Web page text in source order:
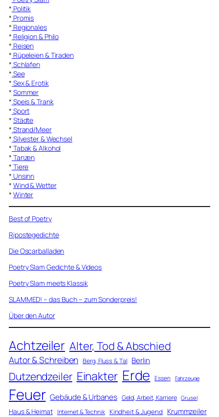
* Politik
* Promis
* Regionales
* Religion & Philo
* Reisen
* Rüpeleien & Tiraden
* Schlafen
* See
* Sex & Erotik
* Sommer
* Speis & Trank
* Sport
* Städte
* Strand/Meer
* Silvester & Wechsel
* Tabak & Alkohol
* Tanzen
* Tiere
* Unsinn
* Wind & Wetter
* Winter
Best of Poetry
Ripostegedichte
Die Oscarballaden
Poetry Slam Gedichte & Videos
Poetry Slam meets Klassik
SLAMMED! – das Buch – zum Sonderpreis!
Über den Autor
Achtzeiler Alter, Tod & Abschied
Autor & Schreiben Berg, Fluss & Tal Berlin
Dutzendzeiler Einakter Erde Essen Fahrzeuge
Feuer Gebäude & Urbanes Geld, Arbeit, Karriere Grusel
Haus & Heimat Internet & Technik Kindheit & Jugend Krummzeiler